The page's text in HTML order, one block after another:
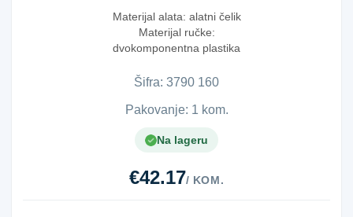
160MM
Materijal alata: alatni čelik
Materijal ručke:
dvokomponentna plastika
Šifra: 3​7​9​0​ ​1​6​0​
Pakovanje: 1 kom.
Na lageru
€42.17/ KOM.